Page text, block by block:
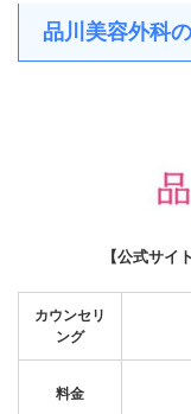
品川美容外科
【公式サイト
カウンセリ
ング
料金